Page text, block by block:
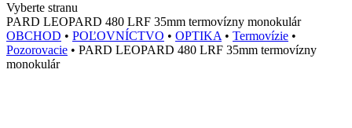
Vyberte stranu
PARD LEOPARD 480 LRF 35mm termovízny monokulár
OBCHOD • POĽOVNÍCTVO • OPTIKA • Termovízie •
Pozorovacie • PARD LEOPARD 480 LRF 35mm termovízny
monokulár